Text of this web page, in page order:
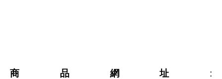
商品網址 :